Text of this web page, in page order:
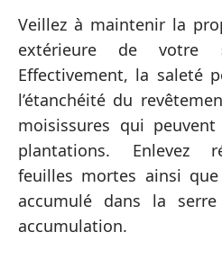
Veillez à maintenir la
extérieure de votre
Effectivement, la saleté
l’étanchéité du
moisissures qui
plantations. Enlevez
feuilles mortes ainsi
accumulé dans la
accumulation.